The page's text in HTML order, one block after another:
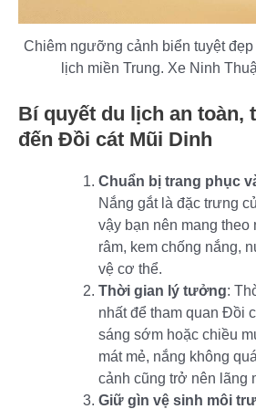
Chiêm ngưỡng cảnh biển tuyệt
lịch miền Trung. Xe Ninh
Bí quyết du lịch an toàn,
đến Đồi cát Mũi Dinh
Chuẩn bị trang phục
Nắng gắt là đặc trưng
vậy bạn nên mang theo
râm, kem chống nắng,
vệ cơ thể.
Thời gian lý tưởng:
nhất để tham quan Đồi
sáng sớm hoặc chiều
mát mẻ, nắng không
cảnh cũng trở nên lãng
Giữ gìn vệ sinh môi